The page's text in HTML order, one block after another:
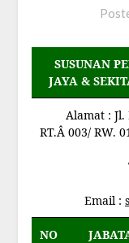
SUSUNAN
JAYA &
Alamat :
RT.Â 003/ RW.
Email :
NO